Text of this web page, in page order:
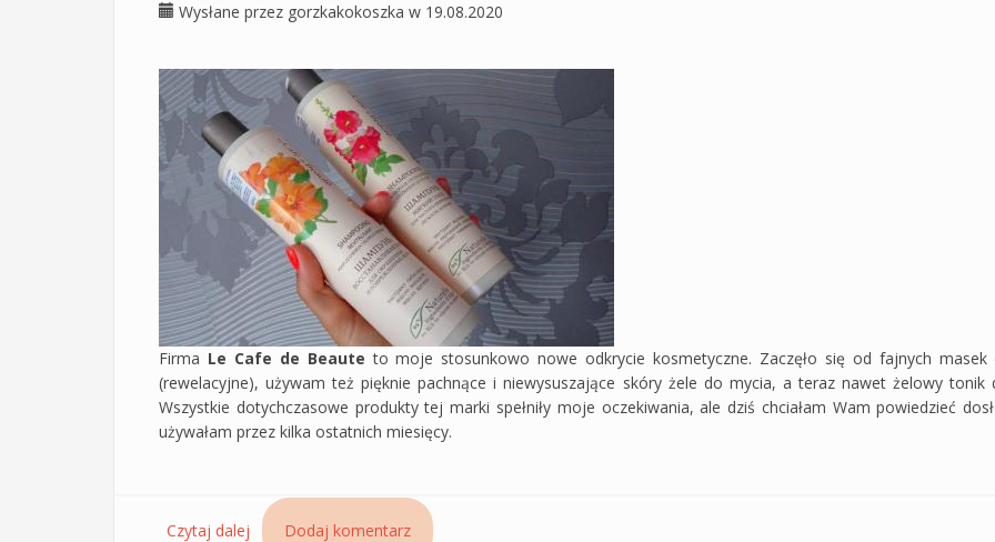
Wysłane przez gorzkakokoszka w 19.08.2020
Firma Le Cafe de Beaute to moje stosunkowo nowe odkrycie kosmetyczne. Zaczęło się od fajnych masek
(rewelacyjne), używam też pięknie pachnące i niewysuszające skóry żele do mycia, a teraz nawet żelowy
Wszystkie dotychczasowe produkty tej marki spełniły moje oczekiwania, ale dziś chciałam Wam powiedzieć
używałam przez kilka ostatnich miesięcy.
Czytaj dalej wpis Godne polecenia szampony Le Cafe de Beaute - szampon Lekkość i Objętość oraz szampon
Dodaj komentarz